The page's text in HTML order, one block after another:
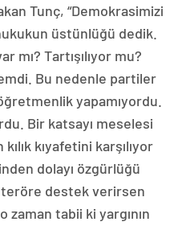
Tunç, “Demokrasimizi
üstünlüğü dedik.
mı? Tartışılıyor mu?
Bu nedenle partiler
yapamıyordu.
Bir katsayı meselesi
kıyafetini karşılıyor
dolayı özgürlüğü
teröre destek verirsen
tabii ki yargının